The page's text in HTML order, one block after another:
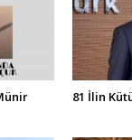
81 İlin